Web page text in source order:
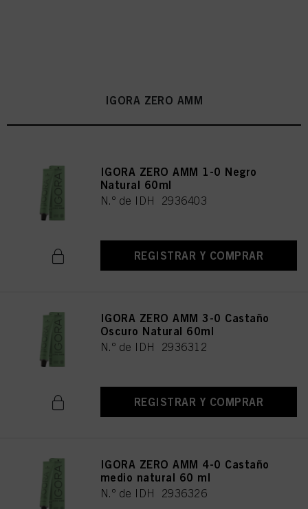
IGORA ZERO AMM
IGORA ZERO AMM 1-0 Negro
Natural 60ml
N.º de IDH 2936403
REGISTRAR Y COMPRAR
IGORA ZERO AMM 3-0 Castaño
Oscuro Natural 60ml
N.º de IDH 2936312
REGISTRAR Y COMPRAR
IGORA ZERO AMM 4-0 Castaño
medio natural 60 ml
N.º de IDH 2936326